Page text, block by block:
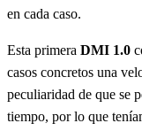
en cada caso.
Esta primera DMI 1.0
casos concretos una
peculiaridad de que se
tiempo, por lo que